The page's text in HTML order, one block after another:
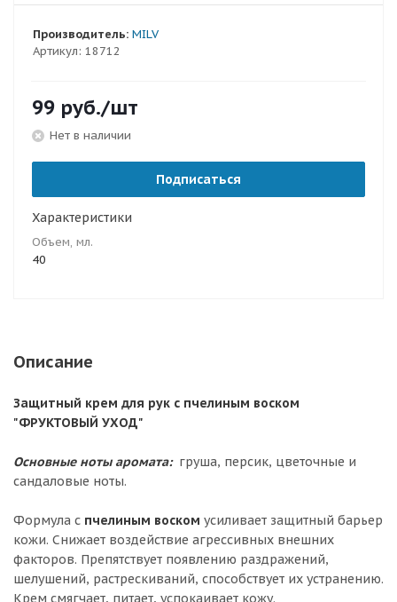
Артикул: 18712
Производитель: MILV
99 руб./шт
Нет в наличии
Подписаться
Характеристики
Объем, мл.
40
Описание
Защитный крем для рук с пчелиным воском
"ФРУКТОВЫЙ УХОД"
Основные ноты аромата:груша, персик, цветочные и
сандаловые ноты.
Формула с пчелиным воском усиливает защитный барьер
кожи. Снижает воздействие агрессивных внешних
факторов. Препятствует появлению раздражений,
шелушений, растрескиваний, способствует их устранению.
Крем смягчает, питает, успокаивает кожу.